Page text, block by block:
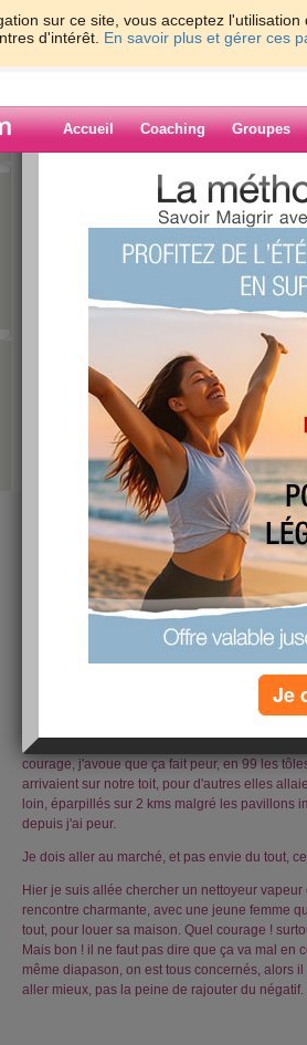
sur ce site, vous acceptez
d'intérêt. En savoir plus et gérer ces
Accueil Coaching Groupes
> > On
Blog de
On attend la
Ce soir aux infos très grave l'apocalypse pour
courage, j'avoue que ça fait peur, en 99 les
arrivaient sur notre toit, pour d'autres elles
loin, éparpillés sur 2 kms malgré les pavillons
depuis j'ai peur.
Je dois aller au marché, et pas envie du tout,
Hier je suis allée chercher un nettoyeur
rencontre charmante, avec une jeune femme
tout, pour louer sa maison. Quel courage !
Mais bon ! il ne faut pas dire que ça va mal en
même diapason, on est tous concernés, alors
aller mieux, pas la peine de rajouter du négatif.
Je